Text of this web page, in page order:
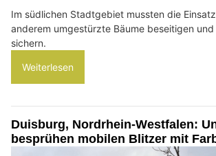
Im südlichen Stadtgebiet mussten die
anderem umgestürzte Bäume beseitigen und
sichern.
Weiterlesen
Duisburg, Nordrhein-Westfalen:
besprühen mobilen Blitzer mit